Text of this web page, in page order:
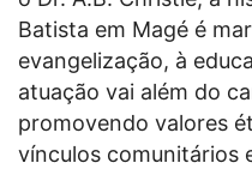
Batista em Magé é
evangelização, à
atuação vai além do
promovendo valores
vínculos comunitários